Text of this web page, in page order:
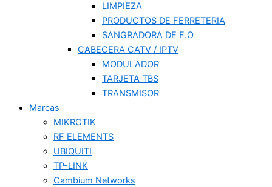
LIMPIEZA
PRODUCTOS DE FERRETERIA
SANGRADORA DE F.O
CABECERA CATV / IPTV
MODULADOR
TARJETA TBS
TRANSMISOR
Marcas
MIKROTIK
RF ELEMENTS
UBIQUITI
TP-LINK
Cambium Networks